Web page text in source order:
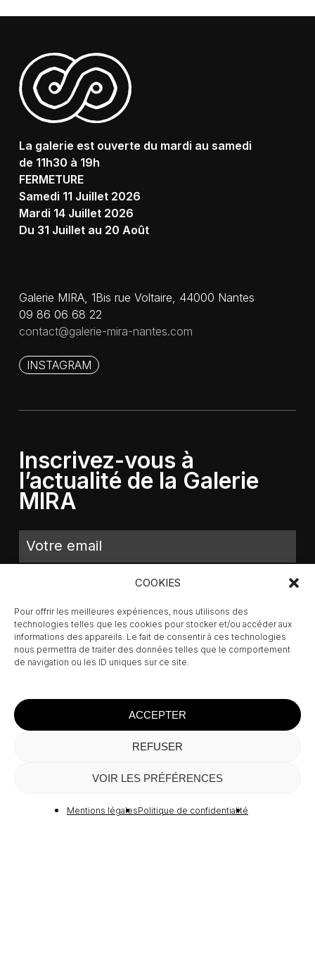
COOKIES
Pour offrir les meilleures expériences, nous utilisons des
technologies telles que les cookies pour stocker et/ou accéder aux
informations des appareils. Le fait de consentir à ces technologies
nous permettra de traiter des données telles que le comportement
de navigation ou les ID uniques sur ce site.
ACCEPTER
REFUSER
VOIR LES PRÉFÉRENCES
Mentions légalesPolitique de confidentialité
La galerie est ouverte du mardi au samedi
de 11h30 à 19h
FERMETURE
Samedi 11 Juillet 2026
Mardi 14 Juillet 2026
Du 31 Juillet au 20 Août
Galerie MIRA, 1Bis rue Voltaire, 44000 Nantes
09 86 06 68 22
contact@galerie-mira-nantes.com
INSTAGRAM
Inscrivez-vous à
l’actualité de la Galerie
MIRA